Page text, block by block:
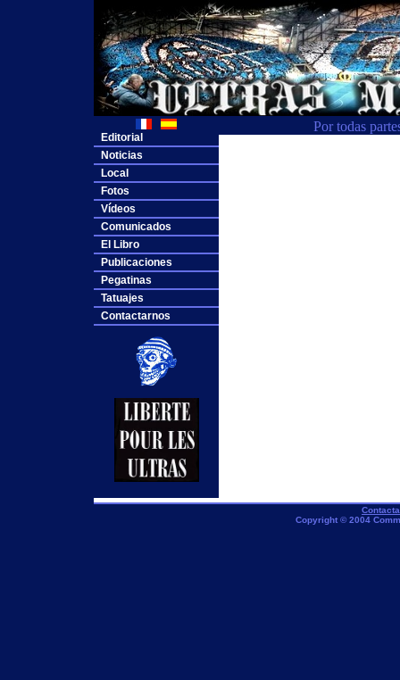
Por todas
Editorial
Noticias
Local
Fotos
Vídeos
Comunicados
El Libro
Publicaciones
Pegatinas
Tatuajes
Contactarnos
Copyright © 2004